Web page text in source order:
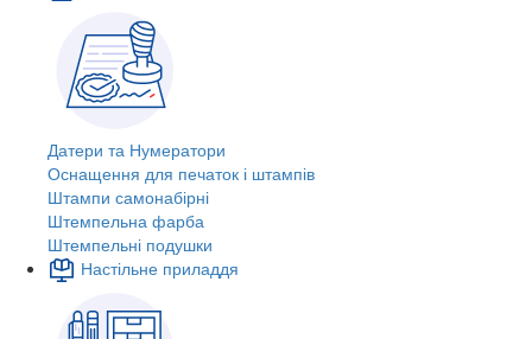
Датери та Нумератори
Оснащення для печаток і штампів
Штампи самонабірні
Штемпельна фарба
Штемпельні подушки
Настільне приладдя